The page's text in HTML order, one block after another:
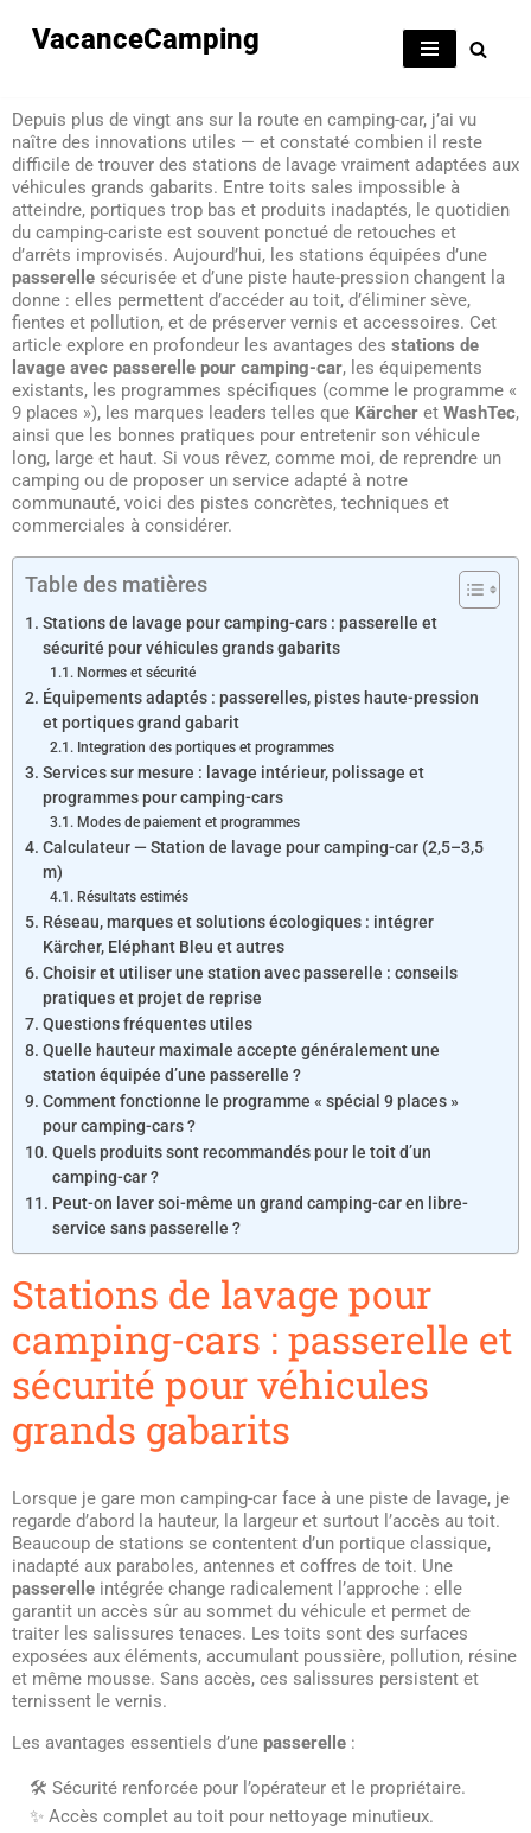
contenu
VacanceCamping
Depuis plus de vingt ans sur la route en camping-car, j’ai vu
naître des innovations utiles — et constaté combien il reste
difficile de trouver des stations de lavage vraiment adaptées aux
véhicules grands gabarits. Entre toits sales impossible à
atteindre, portiques trop bas et produits inadaptés, le quotidien
du camping-cariste est souvent ponctué de retouches et
d’arrêts improvisés. Aujourd’hui, les stations équipées d’une
passerelle sécurisée et d’une piste haute-pression changent la
donne : elles permettent d’accéder au toit, d’éliminer sève,
fientes et pollution, et de préserver vernis et accessoires. Cet
article explore en profondeur les avantages des stations de
lavage avec passerelle pour camping-car, les équipements
existants, les programmes spécifiques (comme le programme «
9 places »), les marques leaders telles que Kärcher et WashTec,
ainsi que les bonnes pratiques pour entretenir son véhicule
long, large et haut. Si vous rêvez, comme moi, de reprendre un
camping ou de proposer un service adapté à notre
communauté, voici des pistes concrètes, techniques et
commerciales à considérer.
Table des matières
Stations de lavage pour camping-cars : passerelle et
sécurité pour véhicules grands gabarits
Normes et sécurité
Équipements adaptés : passerelles, pistes haute-pression
et portiques grand gabarit
Integration des portiques et programmes
Services sur mesure : lavage intérieur, polissage et
programmes pour camping-cars
Modes de paiement et programmes
Calculateur — Station de lavage pour camping-car (2,5–3,5
m)
Résultats estimés
Réseau, marques et solutions écologiques : intégrer
Kärcher, Eléphant Bleu et autres
Choisir et utiliser une station avec passerelle : conseils
pratiques et projet de reprise
Questions fréquentes utiles
Quelle hauteur maximale accepte généralement une
station équipée d’une passerelle ?
Comment fonctionne le programme « spécial 9 places »
pour camping-cars ?
Quels produits sont recommandés pour le toit d’un
camping-car ?
Peut-on laver soi-même un grand camping-car en libre-
service sans passerelle ?
Stations de lavage pour
camping-cars : passerelle et
sécurité pour véhicules
grands gabarits
Lorsque je gare mon camping-car face à une piste de lavage, je
regarde d’abord la hauteur, la largeur et surtout l’accès au toit.
Beaucoup de stations se contentent d’un portique classique,
inadapté aux paraboles, antennes et coffres de toit. Une
passerelle intégrée change radicalement l’approche : elle
garantit un accès sûr au sommet du véhicule et permet de
traiter les salissures tenaces. Les toits sont des surfaces
exposées aux éléments, accumulant poussière, pollution, résine
et même mousse. Sans accès, ces salissures persistent et
ternissent le vernis.
Les avantages essentiels d’une passerelle :
🛠️ Sécurité renforcée pour l’opérateur et le propriétaire.
✨ Accès complet au toit pour nettoyage minutieux.